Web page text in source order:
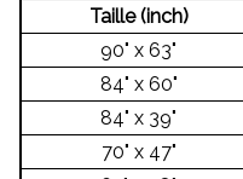
Taille (inch)
90" x 63"
84" x 60"
84" x 39"
70" x 47"